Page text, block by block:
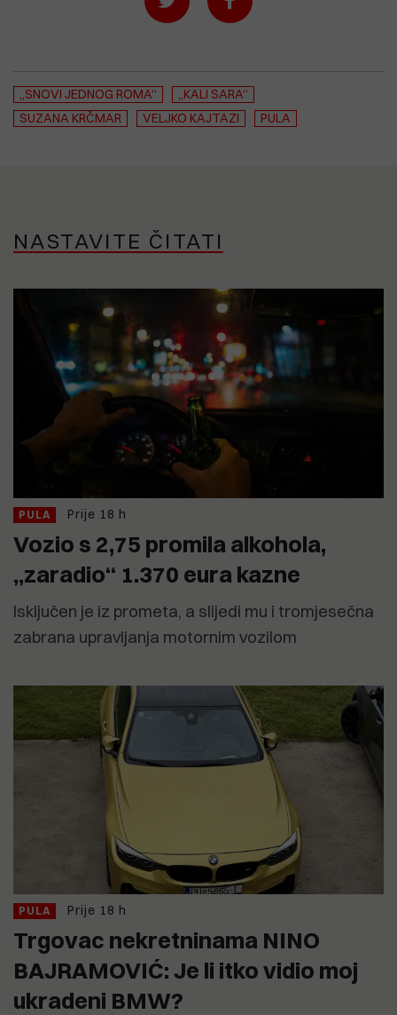
„SNOVI JEDNOG ROMA“
„KALI SARA“
SUZANA KRČMAR
VELJKO KAJTAZI PULA
NASTAVITE ČITATI
PULA Prije 18 h
Vozio s 2,75 promila alkohola,
„zaradio“ 1.370 eura kazne
Isključen je iz prometa, a slijedi mu i tromjesečna
zabrana upravljanja motornim vozilom
PULA Prije 18 h
Trgovac nekretninama NINO
BAJRAMOVIĆ: Je li itko vidio moj
ukradeni BMW?